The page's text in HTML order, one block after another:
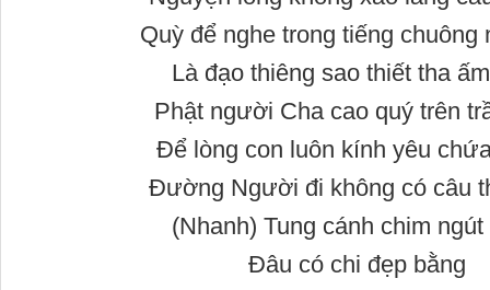
Quỳ để nghe trong tiếng chuông
Là đạo thiêng sao thiết tha
Phật người Cha cao quý trên
Để lòng con luôn kính yêu
Đường Người đi không có câu
(Nhanh) Tung cánh chim ngút
Đâu có chi đẹp bằng